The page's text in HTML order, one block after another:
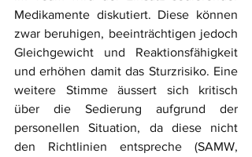
Medikamente diskutiert. Diese können
zwar beruhigen, beeinträchtigen jedoch
Gleichgewicht und Reaktionsfähigkeit
und erhöhen damit das Sturzrisiko. Eine
weitere Stimme äussert sich kritisch
über die Sedierung aufgrund der
personellen Situation, da diese nicht
den Richtlinien entspreche (SAMW,